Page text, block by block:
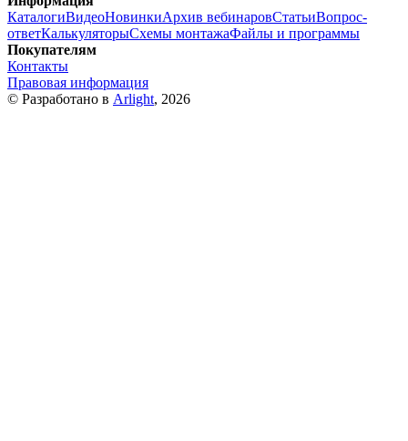
КаталогиВидеоНовинкиАрхив вебинаровСтатьиВопрос-
ответКалькуляторыСхемы монтажаФайлы и программы
Покупателям
Контакты
Правовая информация
© Разработано в Arlight, 2026